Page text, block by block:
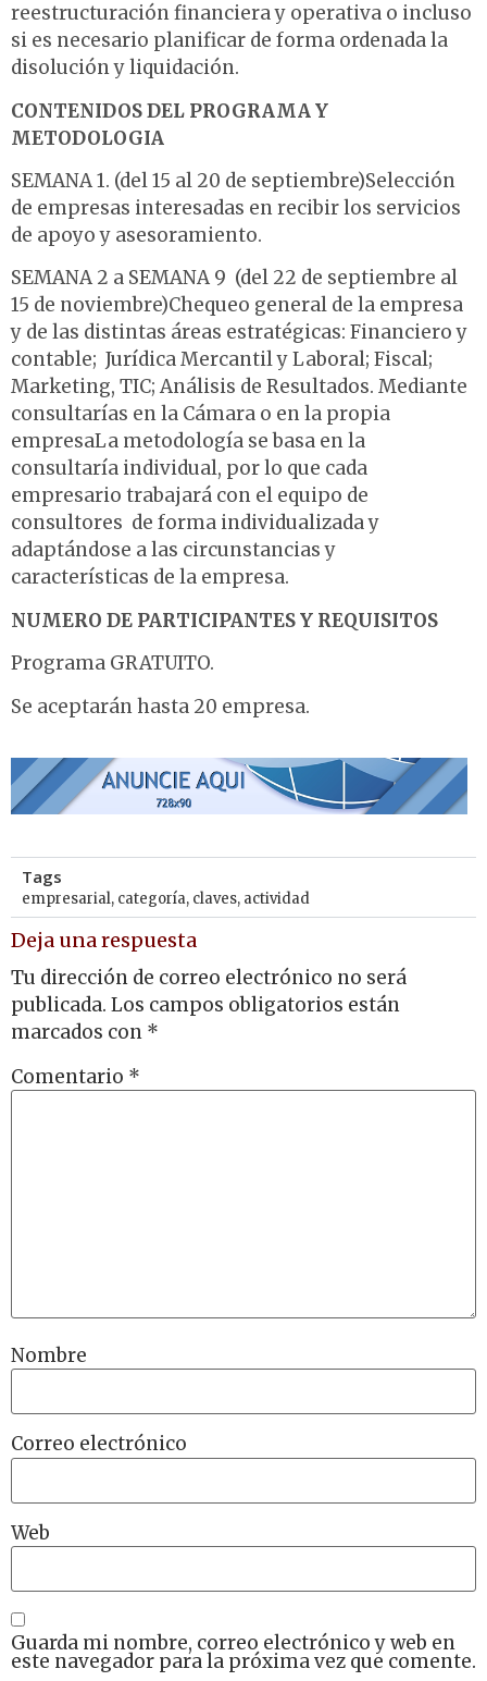
reestructuración financiera y operativa o incluso
si es necesario planificar de forma ordenada la
disolución y liquidación.
CONTENIDOS DEL PROGRAMA Y
METODOLOGIA
SEMANA 1. (del 15 al 20 de septiembre)Selección
de empresas interesadas en recibir los servicios
de apoyo y asesoramiento.
SEMANA 2 a SEMANA 9 (del 22 de septiembre al
15 de noviembre)Chequeo general de la empresa
y de las distintas áreas estratégicas: Financiero y
contable; Jurídica Mercantil y Laboral; Fiscal;
Marketing, TIC; Análisis de Resultados. Mediante
consultarías en la Cámara o en la propia
empresaLa metodología se basa en la
consultaría individual, por lo que cada
empresario trabajará con el equipo de
consultores de forma individualizada y
adaptándose a las circunstancias y
características de la empresa.
NUMERO DE PARTICIPANTES Y REQUISITOS
Programa GRATUITO.
Se aceptarán hasta 20 empresa.
Tags
empresarial, categoría, claves, actividad
Deja una respuesta
Tu dirección de correo electrónico no será
publicada. Los campos obligatorios están
marcados con *
Comentario *
Nombre
Correo electrónico
Web
Guarda mi nombre, correo electrónico y web en
este navegador para la próxima vez que comente.